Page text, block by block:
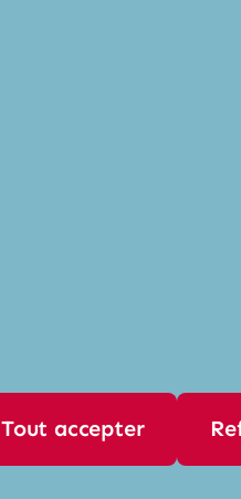
Tout accepter